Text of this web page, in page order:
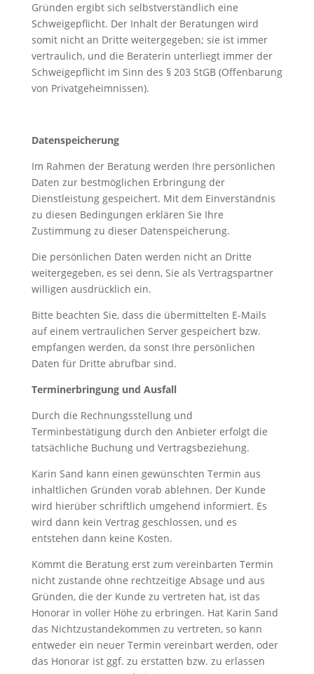
Gründen ergibt sich selbstverständlich eine
Schweigepflicht. Der Inhalt der Beratungen wird
somit nicht an Dritte weitergegeben; sie ist immer
vertraulich, und die Beraterin unterliegt immer der
Schweigepflicht im Sinn des § 203 StGB (Offenbarung
von Privatgeheimnissen).
Datenspeicherung
Im Rahmen der Beratung werden Ihre persönlichen
Daten zur bestmöglichen Erbringung der
Dienstleistung gespeichert. Mit dem Einverständnis
zu diesen Bedingungen erklären Sie Ihre
Zustimmung zu dieser Datenspeicherung.
Die persönlichen Daten werden nicht an Dritte
weitergegeben, es sei denn, Sie als Vertragspartner
willigen ausdrücklich ein.
Bitte beachten Sie, dass die übermittelten E-Mails
auf einem vertraulichen Server gespeichert bzw.
empfangen werden, da sonst Ihre persönlichen
Daten für Dritte abrufbar sind.
Terminerbringung und Ausfall
Durch die Rechnungsstellung und
Terminbestätigung durch den Anbieter erfolgt die
tatsächliche Buchung und Vertragsbeziehung.
Karin Sand kann einen gewünschten Termin aus
inhaltlichen Gründen vorab ablehnen. Der Kunde
wird hierüber schriftlich umgehend informiert. Es
wird dann kein Vertrag geschlossen, und es
entstehen dann keine Kosten.
Kommt die Beratung erst zum vereinbarten Termin
nicht zustande ohne rechtzeitige Absage und aus
Gründen, die der Kunde zu vertreten hat, ist das
Honorar in voller Höhe zu erbringen. Hat Karin Sand
das Nichtzustandekommen zu vertreten, so kann
entweder ein neuer Termin vereinbart werden, oder
das Honorar ist ggf. zu erstatten bzw. zu erlassen